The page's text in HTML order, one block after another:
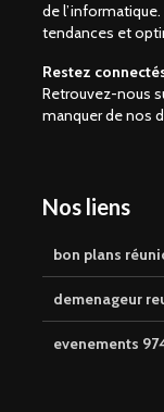
de
tendances et
Restez
Retrouvez-nous
manquer de nos
Nos liens
bon plans
demenageur
evenements